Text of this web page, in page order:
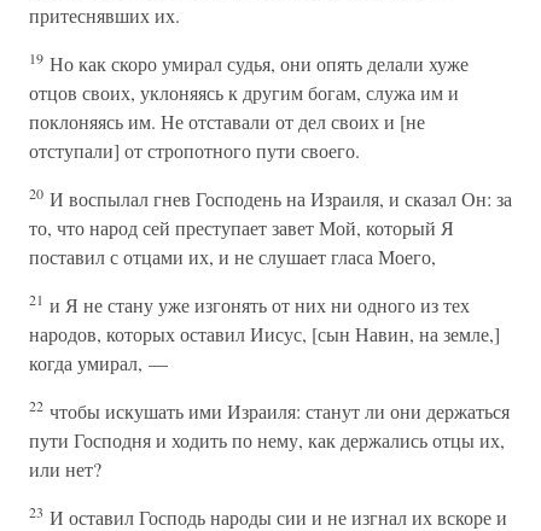
притеснявших их.
19 Но как скоро умирал судья, они опять делали хуже
отцов своих, уклоняясь к другим богам, служа им и
поклоняясь им. Не отставали от дел своих и [не
отступали] от стропотного пути своего.
20 И воспылал гнев Господень на Израиля, и сказал Он: за
то, что народ сей преступает завет Мой, который Я
поставил с отцами их, и не слушает гласа Моего,
21 и Я не стану уже изгонять от них ни одного из тех
народов, которых оставил Иисус, [сын Навин, на земле,]
когда умирал, —
22 чтобы искушать ими Израиля: станут ли они держаться
пути Господня и ходить по нему, как держались отцы их,
или нет?
23 И оставил Господь народы сии и не изгнал их вскоре и